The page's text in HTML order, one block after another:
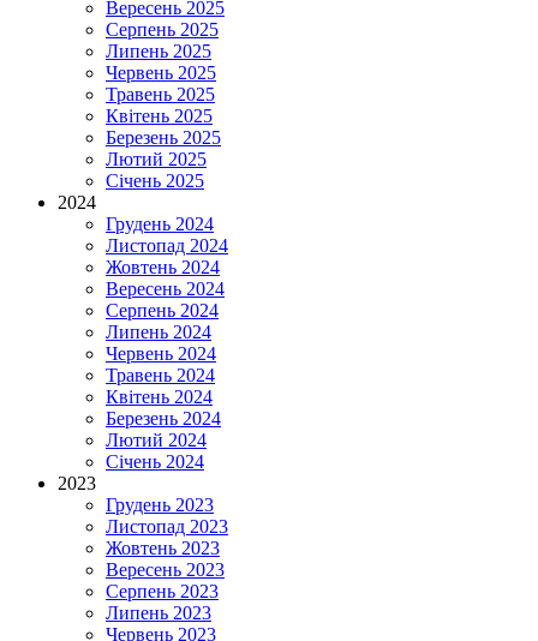
Вересень 2025
Серпень 2025
Липень 2025
Червень 2025
Травень 2025
Квітень 2025
Березень 2025
Лютий 2025
Січень 2025
2024
Грудень 2024
Листопад 2024
Жовтень 2024
Вересень 2024
Серпень 2024
Липень 2024
Червень 2024
Травень 2024
Квітень 2024
Березень 2024
Лютий 2024
Січень 2024
2023
Грудень 2023
Листопад 2023
Жовтень 2023
Вересень 2023
Серпень 2023
Липень 2023
Червень 2023